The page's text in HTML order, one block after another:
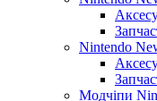
Nintendo
Модчіпи